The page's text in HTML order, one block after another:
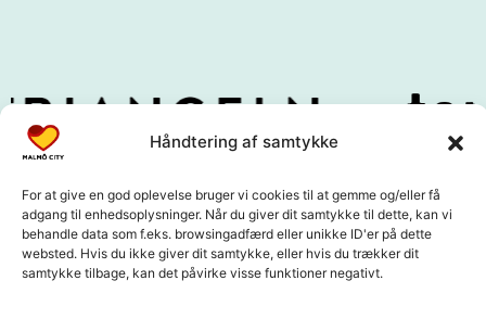
Håndtering af samtykke
For at give en god oplevelse bruger vi cookies til at gemme og/eller få
adgang til enhedsoplysninger. Når du giver dit samtykke til dette, kan vi
behandle data som f.eks. browsingadfærd eller unikke ID'er på dette
websted. Hvis du ikke giver dit samtykke, eller hvis du trækker dit
samtykke tilbage, kan det påvirke visse funktioner negativt.